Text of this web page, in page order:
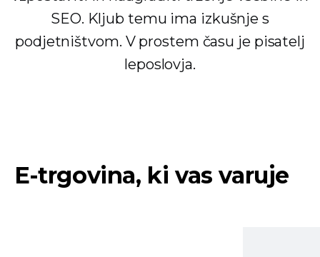
SEO. Kljub temu ima izkušnje s
podjetništvom. V prostem času je pisatelj
leposlovja.
E-trgovina, ki vas varuje